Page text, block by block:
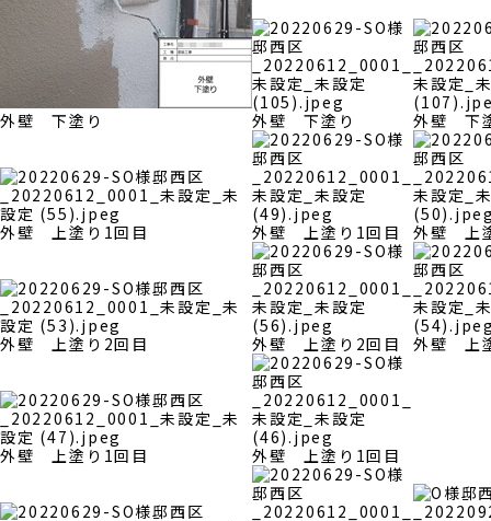
外壁 下塗り 外壁 下塗り 外壁 下
外壁 上塗り1回目 外壁 上塗り1回目 外壁 上
外壁 上塗り2回目 外壁 上塗り2回目 外壁 上
外壁 上塗り1回目 外壁 上塗り1回目